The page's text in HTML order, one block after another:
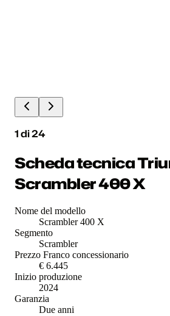
1di24
Scheda tecnica
Scrambler 400 X
Nome del modello
Scrambler 400 X
Segmento
Scrambler
Prezzo Franco concessionario
€ 6.445
Inizio produzione
2024
Garanzia
Due anni